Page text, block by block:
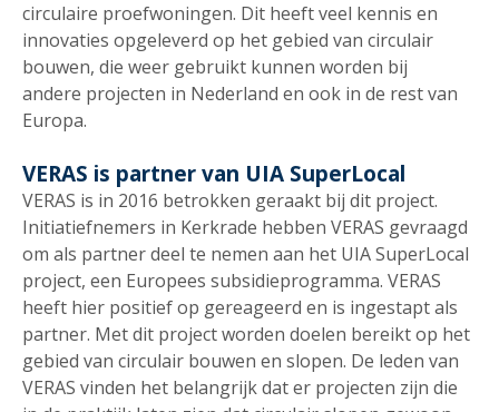
circulaire proefwoningen. Dit heeft veel kennis en
innovaties opgeleverd op het gebied van circulair
bouwen, die weer gebruikt kunnen worden bij
andere projecten in Nederland en ook in de rest van
Europa.
VERAS is partner van UIA SuperLocal
VERAS is in 2016 betrokken geraakt bij dit project.
Initiatiefnemers in Kerkrade hebben VERAS gevraagd
om als partner deel te nemen aan het UIA SuperLocal
project, een Europees subsidieprogramma. VERAS
heeft hier positief op gereageerd en is ingestapt als
partner. Met dit project worden doelen bereikt op het
gebied van circulair bouwen en slopen. De leden van
VERAS vinden het belangrijk dat er projecten zijn die